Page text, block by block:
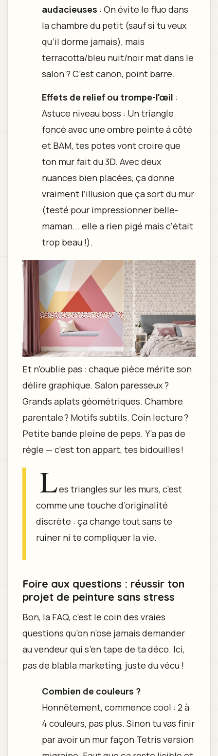
audacieuses : On évite le fluo dans
la chambre du petit (sauf si tu veux
qu’il dorme jamais), mais
terracotta/bleu nuit/noir mat dans le
salon ? C’est canon, point barre.
Effets de relief ou trompe-l'œil :
Astuce niveau boss : Un triangle
foncé avec une ombre peinte à côté
et BAM, tes potes vont croire que
ton mur fait du 3D. Avec deux
nuances bien placées, ça donne
vraiment l’illusion que ça sort du mur
(testé pour impressionner belle-
maman... elle a rien pigé mais c'était
trop beau !).
Et n’oublie pas : chaque pièce mérite son
délire graphique. Salon paresseux ?
Grands aplats géométriques. Chambre
parentale ? Motifs subtils. Coin lecture ?
Petite bande pleine de peps. Y’a pas de
règle — c’est ton appart, tes bidouilles !
Les triangles sur les murs, c’est
comme une touche d’originalité
discrète : ça change tout sans te
ruiner ni te compliquer la vie.
Foire aux questions : réussir ton
projet de peinture sans stress
Bon, la FAQ, c’est le coin des vraies
questions qu’on n’ose jamais demander
au vendeur qui s’en tape de ta déco. Ici,
pas de blabla marketing, juste du vécu !
Combien de couleurs ?
Honnêtement, commence cool : 2 à
4 couleurs, pas plus. Sinon tu vas finir
par avoir un mur façon Tetris version